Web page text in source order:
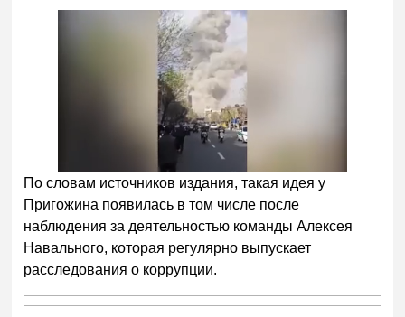
По словам источников издания, такая идея у
Пригожина появилась в том числе после
наблюдения за деятельностью команды Алексея
Навального, которая регулярно выпускает
расследования о коррупции.